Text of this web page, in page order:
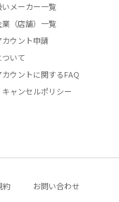
メーカー一覧
業（店舗）一覧
カウント申請
ついて
カウントに関するFAQ
ャンセルポリシー
約 お問い合わせ